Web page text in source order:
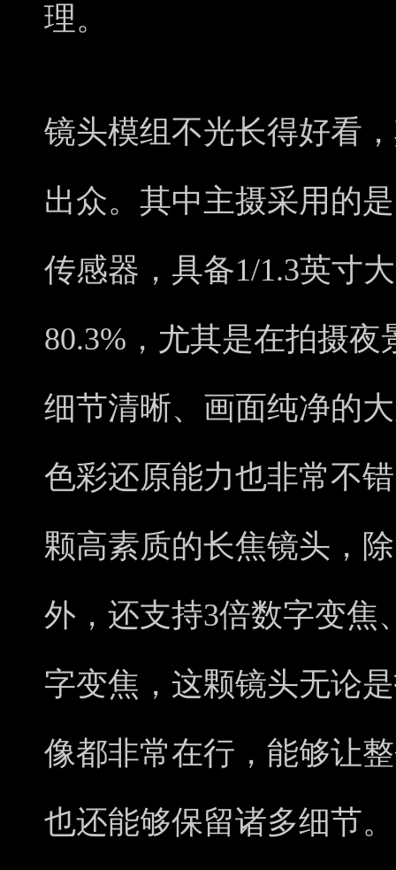
理。
镜头模组不光长得好看
出众。其中主摄采用的
传感器，具备1/1.3英寸
80.3%，尤其是在拍摄
细节清晰、画面纯净的
色彩还原能力也非常不
颗高素质的长焦镜头，
外，还支持3倍数字变焦
字变焦，这颗镜头无论
像都非常在行，能够让
也还能够保留诸多细节。